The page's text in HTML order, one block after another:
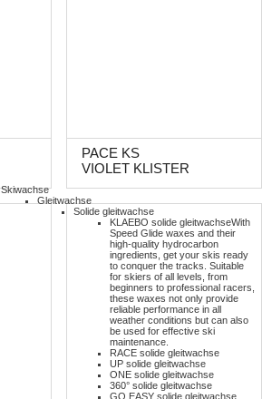
Skiwachse
Gleitwachse
Solide gleitwachse
KLAEBO solide gleitwachseWith
Speed Glide waxes and their
high-quality hydrocarbon
ingredients, get your skis ready
to conquer the tracks. Suitable
for skiers of all levels, from
beginners to professional racers,
these waxes not only provide
reliable performance in all
weather conditions but can also
be used for effective ski
maintenance.
RACE solide gleitwachse
UP solide gleitwachse
ONE solide gleitwachse
360° solide gleitwachse
GO EASY solide gleitwachse
PACE KS
VIOLET KLISTER